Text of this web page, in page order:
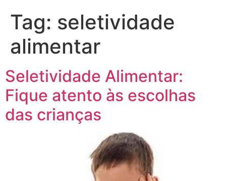
Tag: seletividade
alimentar
Seletividade Alimentar:
Fique atento às escolhas
das crianças